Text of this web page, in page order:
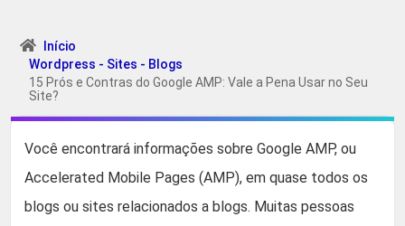
Início
Wordpress - Sites - Blogs
15 Prós e Contras do Google AMP: Vale a Pena Usar no Seu
Site?
Você encontrará informações sobre Google AMP, ou
Accelerated Mobile Pages (AMP), em quase todos os
blogs ou sites relacionados a blogs. Muitas pessoas